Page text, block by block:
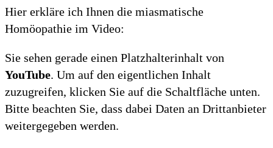
Hier erkläre ich Ihnen die miasmatische
Homöopathie im Video:
Sie sehen gerade einen Platzhalterinhalt von
YouTube. Um auf den eigentlichen Inhalt
zuzugreifen, klicken Sie auf die Schaltfläche unten.
Bitte beachten Sie, dass dabei Daten an Drittanbieter
weitergegeben werden.